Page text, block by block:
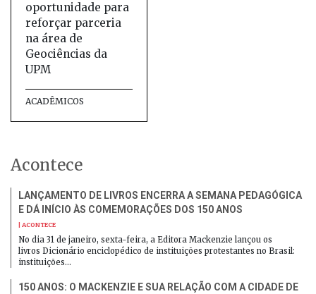
oportunidade para
reforçar parceria
na área de
Geociências da
UPM
ACADÊMICOS
Acontece
LANÇAMENTO DE LIVROS ENCERRA A SEMANA PEDAGÓGICA
E DÁ INÍCIO ÀS COMEMORAÇÕES DOS 150 ANOS
| ACONTECE
No dia 31 de janeiro, sexta-feira, a Editora Mackenzie lançou os
livros Dicionário enciclopédico de instituições protestantes no Brasil:
instituições…
150 ANOS: O MACKENZIE E SUA RELAÇÃO COM A CIDADE DE